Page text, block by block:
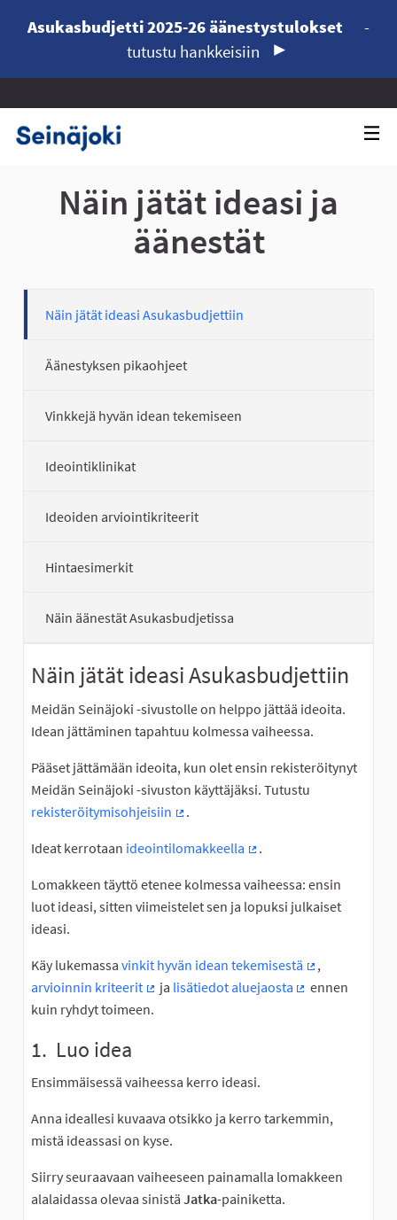
Asukasbudjetti 2025-26 äänestystulokset
-
tutustu hankkeisiin
Näin jätät ideasi ja
äänestät
Näin jätät ideasi Asukasbudjettiin
Äänestyksen pikaohjeet
Vinkkejä hyvän idean tekemiseen
Ideointiklinikat
Ideoiden arviointikriteerit
Hintaesimerkit
Näin äänestät Asukasbudjetissa
Näin jätät ideasi Asukasbudjettiin
Meidän Seinäjoki -sivustolle on helppo jättää ideoita.
Idean jättäminen tapahtuu kolmessa vaiheessa.
Pääset jättämään ideoita, kun olet ensin rekisteröitynyt
Meidän Seinäjoki -sivuston käyttäjäksi. Tutustu
rekisteröitymisohjeisiin
.
Ideat kerrotaan ideointilomakkeella
.
Lomakkeen täyttö etenee kolmessa vaiheessa: ensin
luot ideasi, sitten viimeistelet sen ja lopuksi julkaiset
ideasi.
Käy lukemassa vinkit hyvän idean tekemisestä
(Ulkoinen
,
arvioinnin kriteerit
(Ulkoinen linkki)
ja lisätiedot aluejaosta
ennen
kuin ryhdyt toimeen.
1. Luo idea
Ensimmäisessä vaiheessa kerro ideasi.
Anna ideallesi kuvaava otsikko ja kerro tarkemmin,
mistä ideassasi on kyse.
Siirry seuraavaan vaiheeseen painamalla lomakkeen
alalaidassa olevaa sinistä Jatka-painiketta.